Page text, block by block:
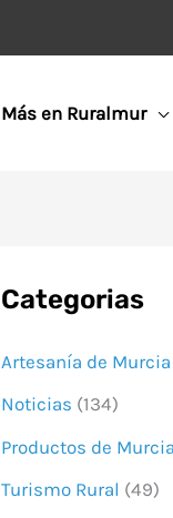
Más en Ruralmur
Categorias
Artesanía de Murcia
Noticias (134)
Productos de Murcia
Turismo Rural (49)